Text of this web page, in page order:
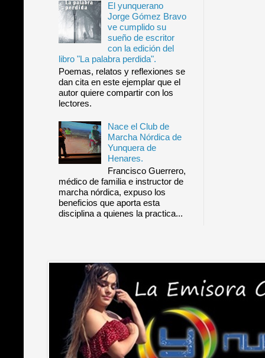
El yunquerano
Jorge Gómez Bravo
ve cumplido su
sueño de escritor
con la edición del
libro "La palabra perdida".
Poemas, relatos y reflexiones se
dan cita en este ejemplar que el
autor quiere compartir con los
lectores.
Nace el Club de
Marcha Nórdica de
Yunquera de
Henares.
Francisco Guerrero,
médico de familia e instructor de
marcha nórdica, expuso los
beneficios que aporta esta
disciplina a quienes la practica...